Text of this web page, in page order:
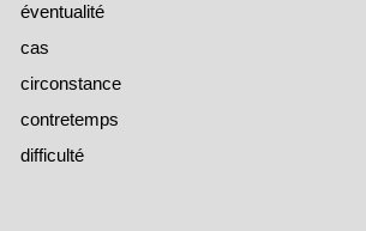
éventualité
cas
circonstance
contretemps
difficulté